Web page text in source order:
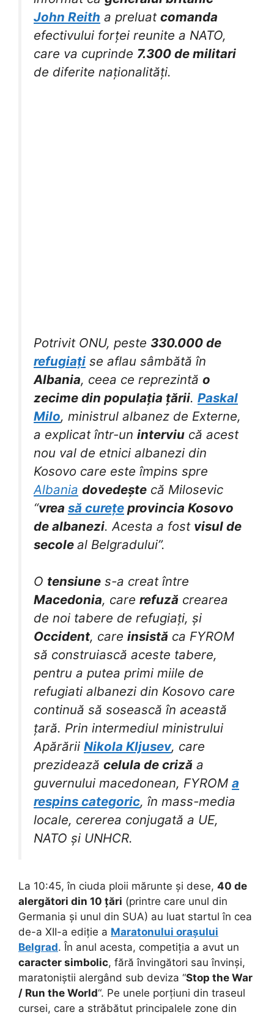
John Reith a preluat comanda
efectivului forței reunite a NATO,
care va cuprinde 7.300 de militari
de diferite naționalități.
Potrivit ONU, peste 330.000 de
refugiați se aflau sâmbătă în
Albania, ceea ce reprezintă o
zecime din populația țării. Paskal
Milo, ministrul albanez de Externe,
a explicat într-un interviu că acest
nou val de etnici albanezi din
Kosovo care este împins spre
Albania dovedește că Milosevic
“vrea să curețe provincia Kosovo
de albanezi. Acesta a fost visul de
secole al Belgradului”.
O tensiune s-a creat între
Macedonia, care refuză crearea
de noi tabere de refugiați, și
Occident, care insistă ca FYROM
să construiască aceste tabere,
pentru a putea primi miile de
refugiati albanezi din Kosovo care
continuă să sosească în această
țară. Prin intermediul ministrului
Apărării Nikola Kljusev, care
prezidează celula de criză a
guvernului macedonean, FYROM a
respins categoric, în mass-media
locale, cererea conjugată a UE,
NATO și UNHCR.
La 10:45, în ciuda ploii mărunte și dese, 40 de
alergători din 10 țări (printre care unul din
Germania și unul din SUA) au luat startul în cea
de-a XII-a ediție a Maratonului orașului
Belgrad. În anul acesta, competiția a avut un
caracter simbolic, fără învingători sau învinși,
maratoniștii alergând sub deviza “Stop the War
/ Run the World“. Pe unele porțiuni din traseul
cursei, care a străbătut principalele zone din